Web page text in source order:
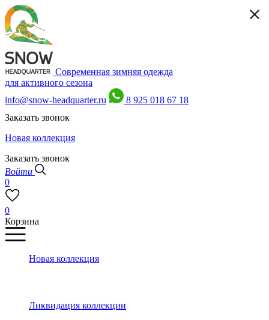
Современная зимняя одежда
для активного сезона
info@snow-headquarter.ru
8 925 018 67 18
Заказать звонок
Новая коллекция
Заказать звонок
Войти
0
0
Корзина
Новая коллекция
Ликвидация коллекции